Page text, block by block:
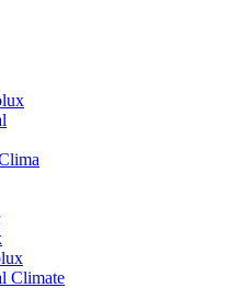
Climate